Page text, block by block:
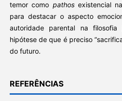
temor como pathos existencial
para destacar o aspecto
autoridade parental na
hipótese de que é preciso
do futuro.
REFERÊNCIAS